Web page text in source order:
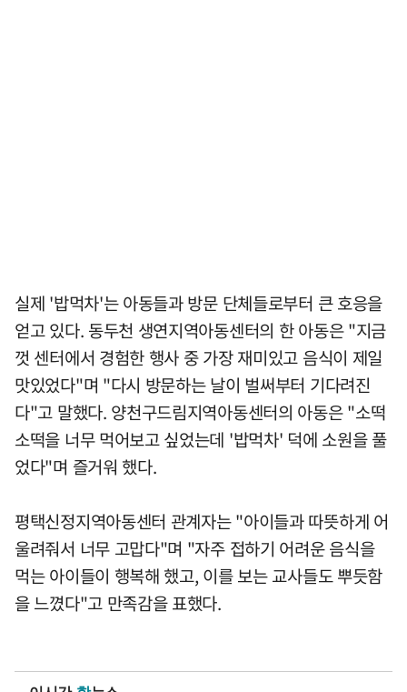
실제 '밥먹차'는 아동들과 방문 단체들로부터 큰 호응을
얻고 있다. 동두천 생연지역아동센터의 한 아동은 "지금
껏 센터에서 경험한 행사 중 가장 재미있고 음식이 제일
맛있었다"며 "다시 방문하는 날이 벌써부터 기다려진
다"고 말했다. 양천구드림지역아동센터의 아동은 "소떡
소떡을 너무 먹어보고 싶었는데 '밥먹차' 덕에 소원을 풀
었다"며 즐거워 했다.
평택신정지역아동센터 관계자는 "아이들과 따뜻하게 어
울려줘서 너무 고맙다"며 "자주 접하기 어려운 음식을
먹는 아이들이 행복해 했고, 이를 보는 교사들도 뿌듯함
을 느꼈다"고 만족감을 표했다.